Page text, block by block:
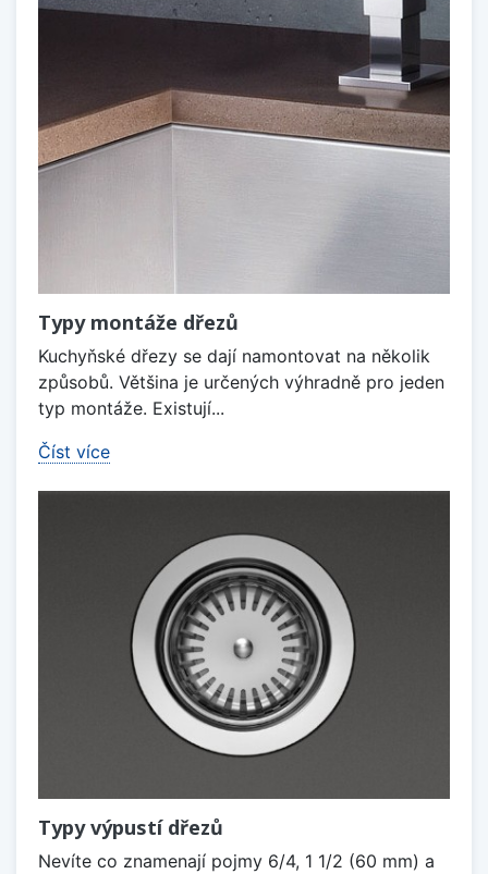
Typy montáže dřezů
Kuchyňské dřezy se dají namontovat na několik
způsobů. Většina je určených výhradně pro jeden
typ montáže. Existují...
Číst více
Typy výpustí dřezů
Nevíte co znamenají pojmy 6/4, 1 1/2 (60 mm) a